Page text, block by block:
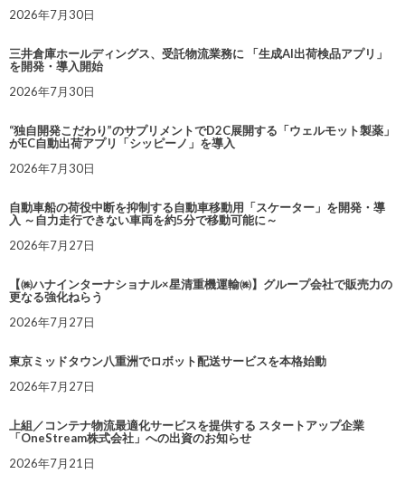
2026年7月30日
三井倉庫ホールディングス、受託物流業務に 「生成AI出荷検品アプリ」
を開発・導入開始
2026年7月30日
“独自開発こだわり”のサプリメントでD2C展開する「ウェルモット製薬」
がEC自動出荷アプリ「シッピーノ」を導入
2026年7月30日
自動車船の荷役中断を抑制する自動車移動用「スケーター」を開発・導
入 ～自力走行できない車両を約5分で移動可能に～
2026年7月27日
【㈱ハナインターナショナル×星清重機運輸㈱】グループ会社で販売力の
更なる強化ねらう
2026年7月27日
東京ミッドタウン八重洲でロボット配送サービスを本格始動
2026年7月27日
上組／コンテナ物流最適化サービスを提供する スタートアップ企業
「OneStream株式会社」への出資のお知らせ
2026年7月21日